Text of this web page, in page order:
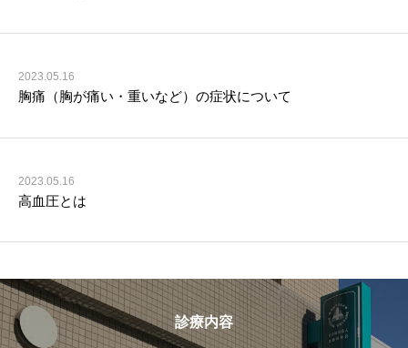
2023.05.16
胸痛（胸が痛い・重いなど）の症状について
2023.05.16
高血圧とは
診療内容